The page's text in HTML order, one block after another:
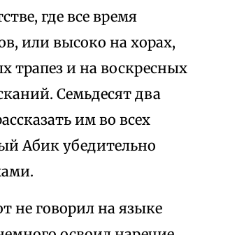
где все время
или высоко на хорах,
трапез и на воскресных
Семьдесят два
им во всех
Абик убедительно
не говорил на языке